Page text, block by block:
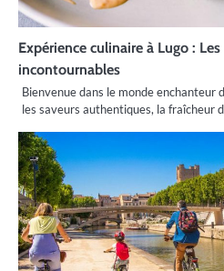
Expérience culinaire à Lugo :
incontournables
Bienvenue dans le monde enchanteur
les saveurs authentiques, la fraîcheur